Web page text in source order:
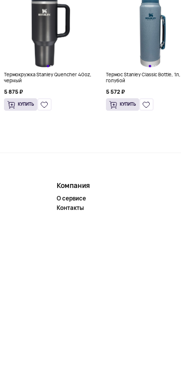
Термокружка Stanley Quencher 40oz,
черный
5 875 ₽
КУПИТЬ
Термос Stanley Classic Bottle, 1л,
голубой
5 572 ₽
КУПИТЬ
Компания
О сервисе
Контакты